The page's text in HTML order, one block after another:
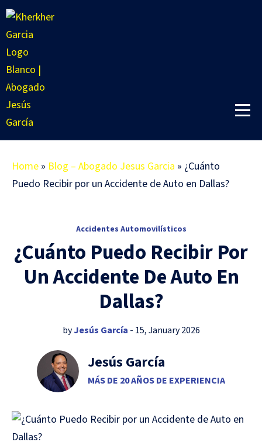
Home » Blog – Abogado Jesus Garcia » ¿Cuánto
Puedo Recibir por un Accidente de Auto en Dallas?
Accidentes Automovilísticos
¿Cuánto Puedo Recibir Por
Un Accidente De Auto En
Dallas?
byJesús García - 15, January 2026
Jesús García
MÁS DE 20 AÑOS DE EXPERIENCIA